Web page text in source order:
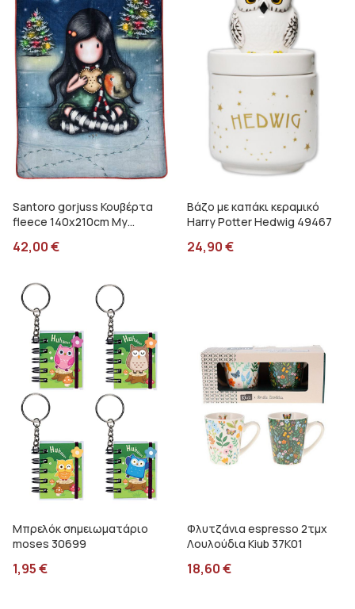
Santoro gorjuss Κουβέρτα
fleece 140x210cm My
42,00€
Βάζο με καπάκι κεραμικό
Harry Potter Hedwig 49467
24,90€
Μπρελόκ σημειωματάριο
moses 30699
1,95€
Φλυτζάνια espresso 2τμχ
Λουλούδια Kiub 37K01
18,60€